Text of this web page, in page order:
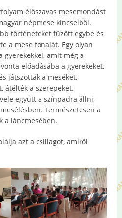
élőszavas mesemondást
népmese kincseiből.
történeteket fűzött egybe és
a mese fonalát. Egy olyan
amit még a
előadásába a gyerekeket,
játszották a meséket,
átélték a szerepeket.
együtt a színpadra állni,
Természetesen a
a láncmesében.
azt a csillagot, amiről